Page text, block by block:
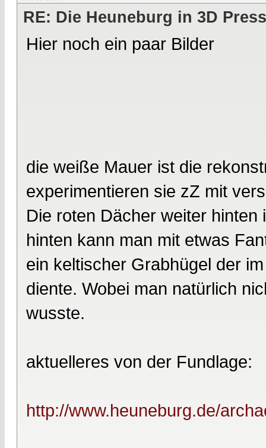
RE: Die Heuneburg in 3D
Hier noch ein paar Bilder
die weiße Mauer ist die
experimentieren sie zZ mit
Die roten Dächer weiter
hinten kann man mit etwas
ein keltischer Grabhügel der
diente. Wobei man natürlich
wusste.
aktuelleres von der Fundlage:
http://www.heuneburg.de/